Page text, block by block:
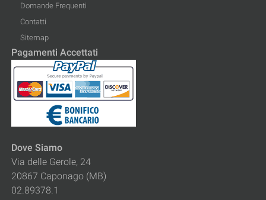
Domande Frequenti
Contatti
Sitemap
Pagamenti Accettati
Dove Siamo
Via delle Gerole, 24
20867 Caponago (MB)
02.89378.1